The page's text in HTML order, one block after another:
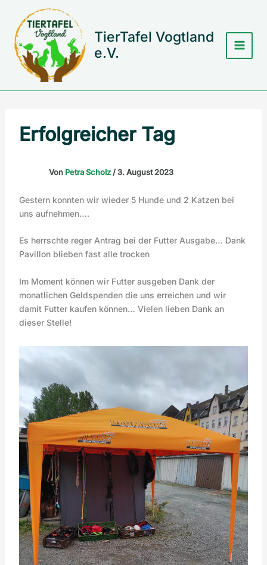
springen
TierTafel Vogtland
e.V.
Erfolgreicher Tag
Von Petra Scholz /3. August 2023
Gestern konnten wir wieder 5 Hunde und 2 Katzen bei
uns aufnehmen….
Es herrschte reger Antrag bei der Futter Ausgabe… Dank
Pavillon blieben fast alle trocken
Im Moment können wir Futter ausgeben Dank der
monatlichen Geldspenden die uns erreichen und wir
damit Futter kaufen können… Vielen lieben Dank an
dieser Stelle!